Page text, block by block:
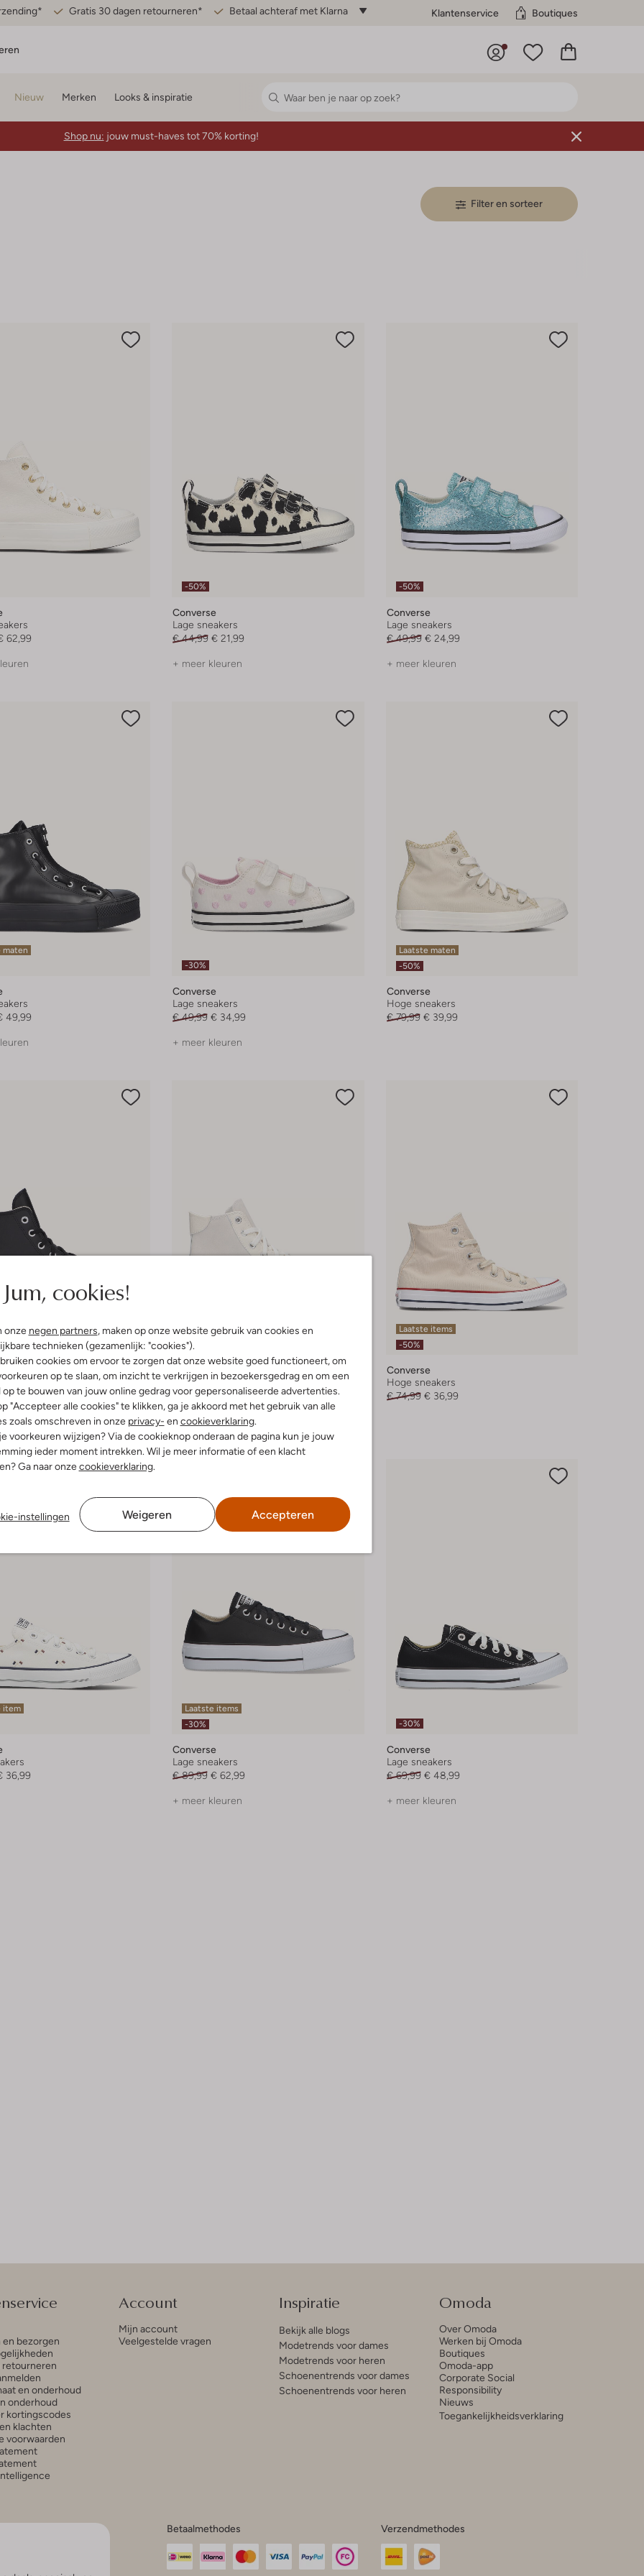
Gratis 30 dagen retourneren* Betaal achteraf met Klarna Klantenservice Boutiques
Jum, cookies!
onze negen partners, maken op onze website gebruik van cookies en
technieken (gezamenlijk: "cookies").
cookies om ervoor te zorgen dat onze website goed functioneert, om
op te slaan, om inzicht te verkrijgen in bezoekersgedrag en om een
op te bouwen van jouw online gedrag voor gepersonaliseerde advertenties.
"Accepteer alle cookies" te klikken, ga je akkoord met het gebruik van alle
zoals omschreven in onze privacy- en cookieverklaring.
voorkeuren wijzigen? Via de cookieknop onderaan de pagina kun je jouw
ieder moment intrekken. Wil je meer informatie of een klacht
Ga naar onzecookieverklaring.
instellingen Weigeren Accepteren
Nieuw Merken Looks & inspiratie
Shop nu: jouw must-haves tot 70% korting!
Filter en sorteer
62,99
-50%
Converse
Lage sneakers
€ 44,99 € 21,99
+ meer kleuren
-50%
Converse
Lage sneakers
€ 49,99 € 24,99
+ meer kleuren
maten
49,99
-30%
Converse
Lage sneakers
€ 49,99 € 34,99
+ meer kleuren
Laatste maten
-50%
Converse
Hoge sneakers
€ 79,99 € 39,99
69,99
Laatste item
-60%
Converse
Hoge sneakers
€ 64,99 € 25,99
Laatste items
-50%
Converse
Hoge sneakers
€ 74,99 € 36,99
item
36,99
Laatste items
-30%
Converse
Lage sneakers
€ 89,99 € 62,99
+ meer kleuren
-30%
Converse
Lage sneakers
€ 69,99 € 48,99
+ meer kleuren
en bezorgen
retourneren
en onderhoud
onderhoud
kortingscodes
klachten
voorwaarden
Account
Mijn account
Veelgestelde vragen
Inspiratie
Bekijk alle blogs
Modetrends voor dames
Modetrends voor heren
Schoenentrends voor dames
Schoenentrends voor heren
Omoda
Over Omoda
Werken bij Omoda
Boutiques
Omoda-app
Corporate Social
Responsibility
Nieuws
Toegankelijkheidsverklaring
Betaalmethodes Verzendmethodes